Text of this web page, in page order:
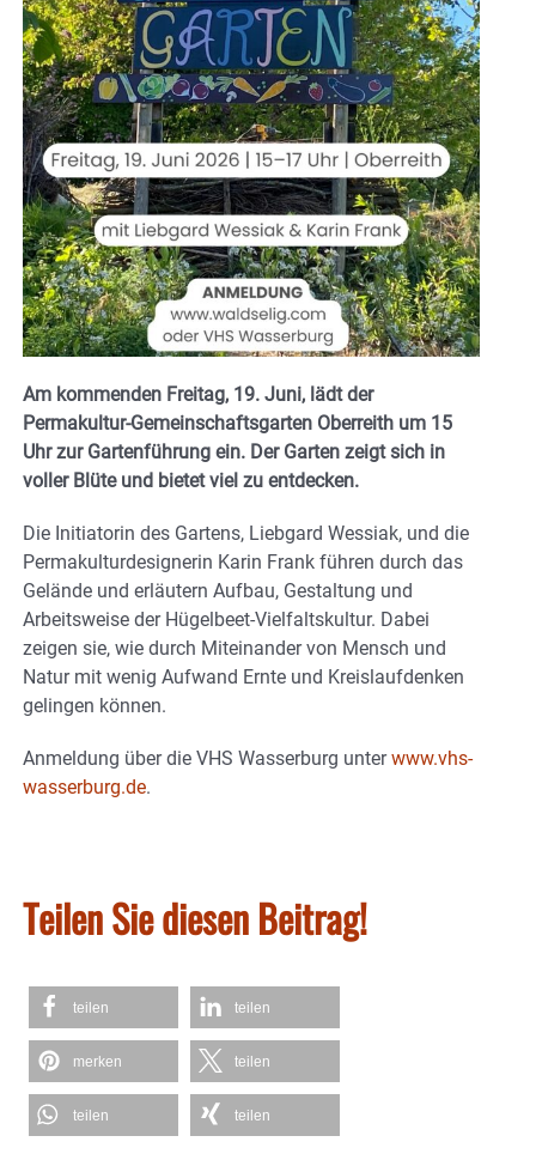
Am kommenden Freitag, 19. Juni, lädt der
Permakultur-Gemeinschaftsgarten Oberreith um 15
Uhr zur Gartenführung ein. Der Garten zeigt sich in
voller Blüte und bietet viel zu entdecken.
Die Initiatorin des Gartens, Liebgard Wessiak, und die
Permakulturdesignerin Karin Frank führen durch das
Gelände und erläutern Aufbau, Gestaltung und
Arbeitsweise der Hügelbeet-Vielfaltskultur. Dabei
zeigen sie, wie durch Miteinander von Mensch und
Natur mit wenig Aufwand Ernte und Kreislaufdenken
gelingen können.
Anmeldung über die VHS Wasserburg unterwww.vhs-
wasserburg.de.
Teilen Sie diesen Beitrag!
teilen teilen
merken teilen
teilen teilen